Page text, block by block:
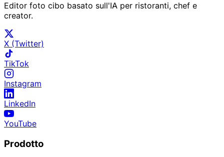
Editor foto cibo basato sull'IA per ristoranti, chef e
creator.
X (Twitter)
TikTok
Instagram
LinkedIn
YouTube
Prodotto